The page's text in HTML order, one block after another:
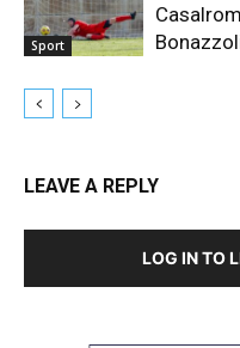
Sport
LEAVE A REPLY
LOG IN TO